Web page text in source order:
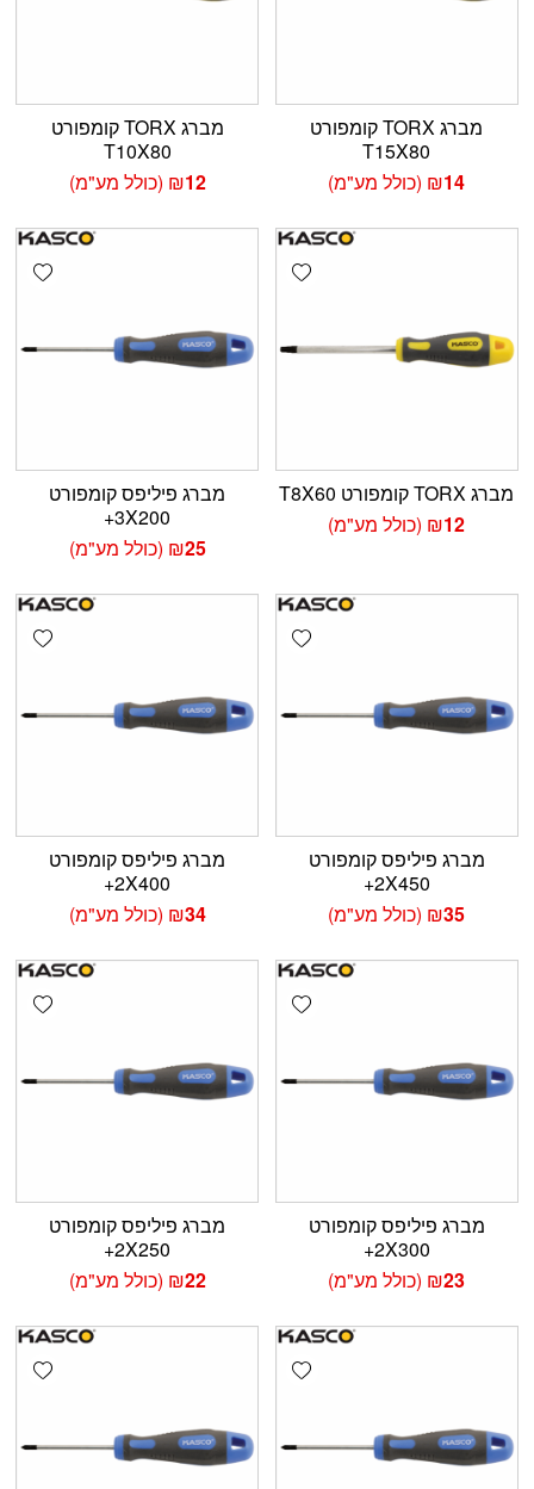
מברג TORX קומפורט
T15X80
₪14 (כולל מע"מ)
מברג TORX קומפורט
T10X80
₪12 (כולל מע"מ)
Add wishlist
מברג TORX קומפורט T8X60
₪12 (כולל מע"מ)
מברג פיליפס קומפורט
3X200+
₪25 (כולל מע"מ)
Add wishlist
מברג פיליפס קומפורט
2X450+
₪35 (כולל מע"מ)
מברג פיליפס קומפורט
2X400+
₪34 (כולל מע"מ)
Add wishlist
מברג פיליפס קומפורט
2X300+
₪23 (כולל מע"מ)
מברג פיליפס קומפורט
2X250+
₪22 (כולל מע"מ)
Add wishlist